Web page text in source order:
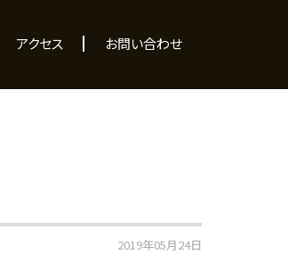
アクセス お問い合わせ
2019年05月24日